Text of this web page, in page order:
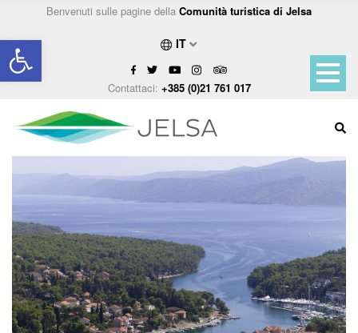
Open toolbar
Benvenuti sulle pagine della Comunità turistica di Jelsa
IT
Contattaci: +385 (0)21 761 017